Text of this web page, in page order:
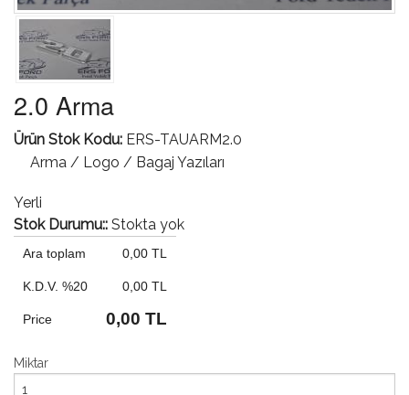
2.0 Arma
Ürün Stok Kodu: ERS-TAUARM2.0
Arma / Logo / Bagaj Yazıları
Yerli
Stok Durumu:: Stokta yok
Ara toplam 0,00 TL
K.D.V. %20 0,00 TL
Price 0,00 TL
Miktar